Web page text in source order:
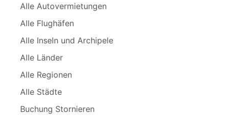
Alle Autovermietungen
Alle Flughäfen
Alle Inseln und Archipele
Alle Länder
Alle Regionen
Alle Städte
Buchung Stornieren